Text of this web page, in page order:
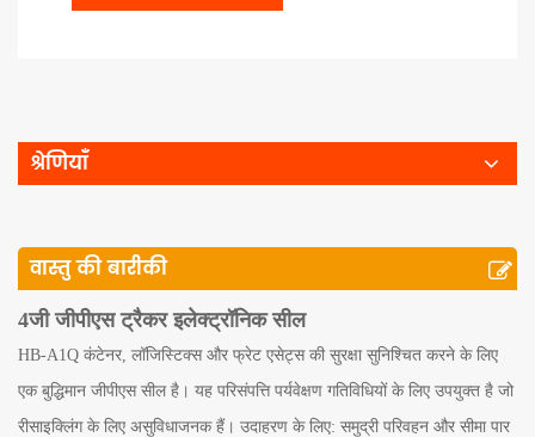
श्रेणियाँ
वास्तु की बारीकी
4जी जीपीएस ट्रैकर इलेक्ट्रॉनिक सील
HB-A1Q कंटेनर, लॉजिस्टिक्स और फ्रेट एसेट्स की सुरक्षा सुनिश्चित करने के लिए
एक बुद्धिमान जीपीएस सील है। यह परिसंपत्ति पर्यवेक्षण गतिविधियों के लिए उपयुक्त है जो
रीसाइक्लिंग के लिए असुविधाजनक हैं। उदाहरण के लिए: समुद्री परिवहन और सीमा पार